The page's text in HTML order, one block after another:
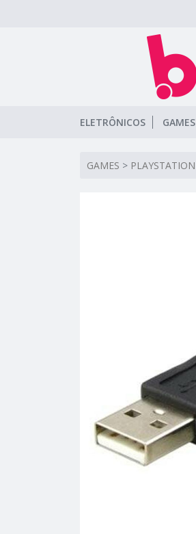
ELETRÔNICOS GAMES
GAMES > PLAYSTATION